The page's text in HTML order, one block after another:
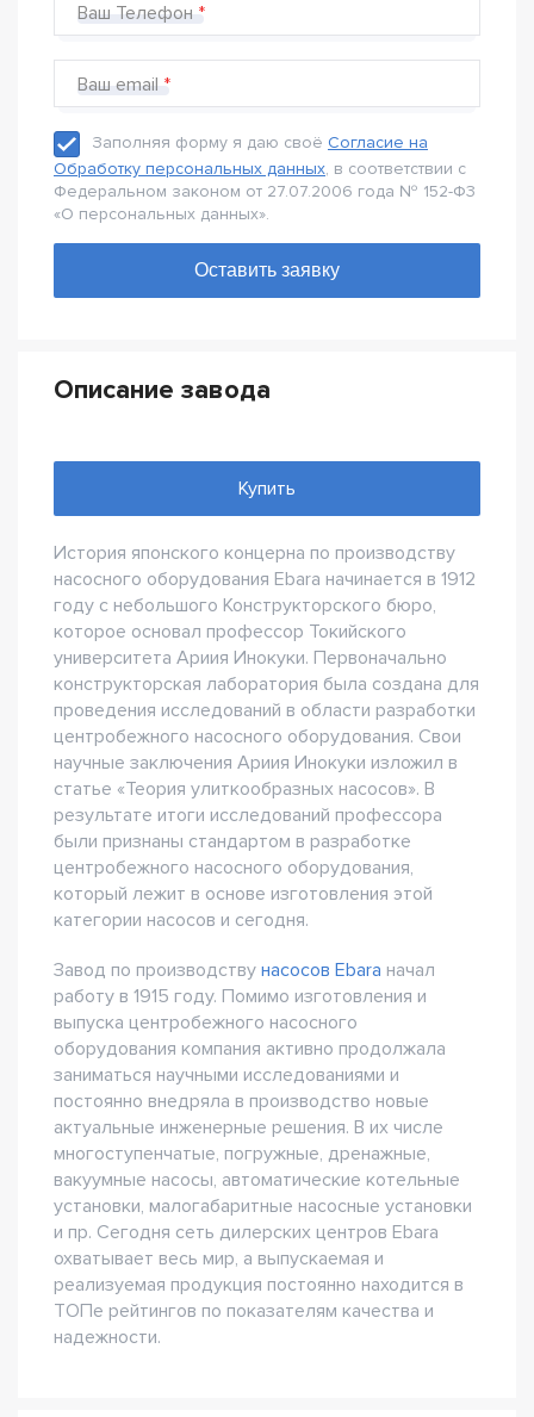
Ваш Телефон
Ваш email
Заполняя форму я даю своё Согласие на
Обработку персональных данных, в соответствии с
Федеральном законом от 27.07.2006 года № 152-Ф3
«О персональных данных».
Описание завода
Купить
История японского концерна по производству
насосного оборудования Ebara начинается в 1912
году с небольшого Конструкторского бюро,
которое основал профессор Токийского
университета Ариия Инокуки. Первоначально
конструкторская лаборатория была создана для
проведения исследований в области разработки
центробежного насосного оборудования. Свои
научные заключения Ариия Инокуки изложил в
статье «Теория улиткообразных насосов». В
результате итоги исследований профессора
были признаны стандартом в разработке
центробежного насосного оборудования,
который лежит в основе изготовления этой
категории насосов и сегодня.
Завод по производству насосов Ebara начал
работу в 1915 году. Помимо изготовления и
выпуска центробежного насосного
оборудования компания активно продолжала
заниматься научными исследованиями и
постоянно внедряла в производство новые
актуальные инженерные решения. В их числе
многоступенчатые, погружные, дренажные,
вакуумные насосы, автоматические котельные
установки, малогабаритные насосные установки
и пр. Сегодня сеть дилерских центров Ebara
охватывает весь мир, а выпускаемая и
реализуемая продукция постоянно находится в
ТОПе рейтингов по показателям качества и
надежности.